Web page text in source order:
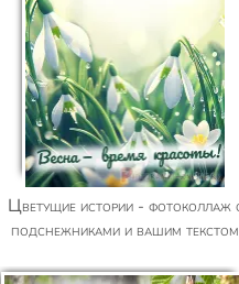
Цветущие истории - фотоколлаж с
подснежниками и вашим текстом